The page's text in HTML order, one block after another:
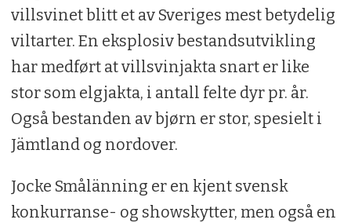
villsvinet blitt et av Sveriges mest betydelig
viltarter. En eksplosiv bestandsutvikling
har medført at villsvinjakta snart er like
stor som elgjakta, i antall felte dyr pr. år.
Også bestanden av bjørn er stor, spesielt i
Jämtland og nordover.
Jocke Smålänning er en kjent svensk
konkurranse- og showskytter, men også en